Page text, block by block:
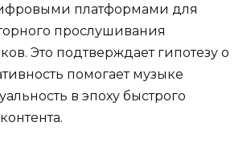
платформами для
прослушивания
Это подтверждает гипотезу о
помогает музыке
в эпоху быстрого